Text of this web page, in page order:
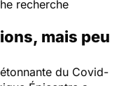
recherche
mais peu
du Covid-